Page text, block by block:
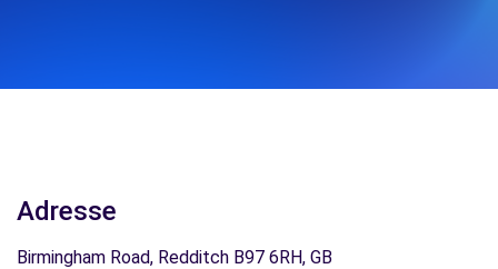
Adresse
Birmingham Road, Redditch B97 6RH, GB